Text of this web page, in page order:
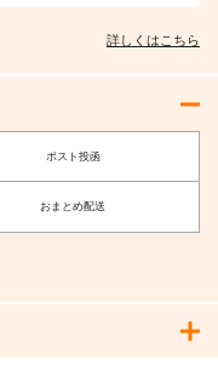
詳しくはこちら
ポスト投函
おまとめ配送